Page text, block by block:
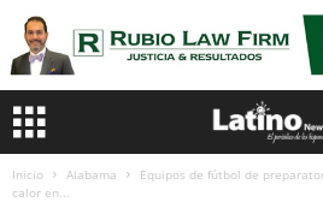
Inicio Alabama
Equipos de fútbol de
calor en...